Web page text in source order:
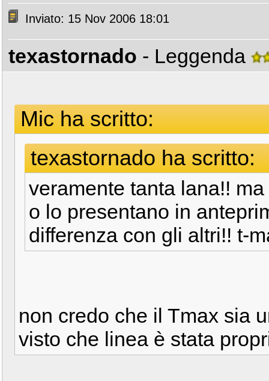
Inviato: 15 Nov 2006 18:01
texastornado - Leggenda
Mic ha scritto:
texastornado ha scritto:
veramente tanta lana!!
o lo presentano in
differenza con gli altri!! t-
non credo che il Tmax sia
visto che linea è stata